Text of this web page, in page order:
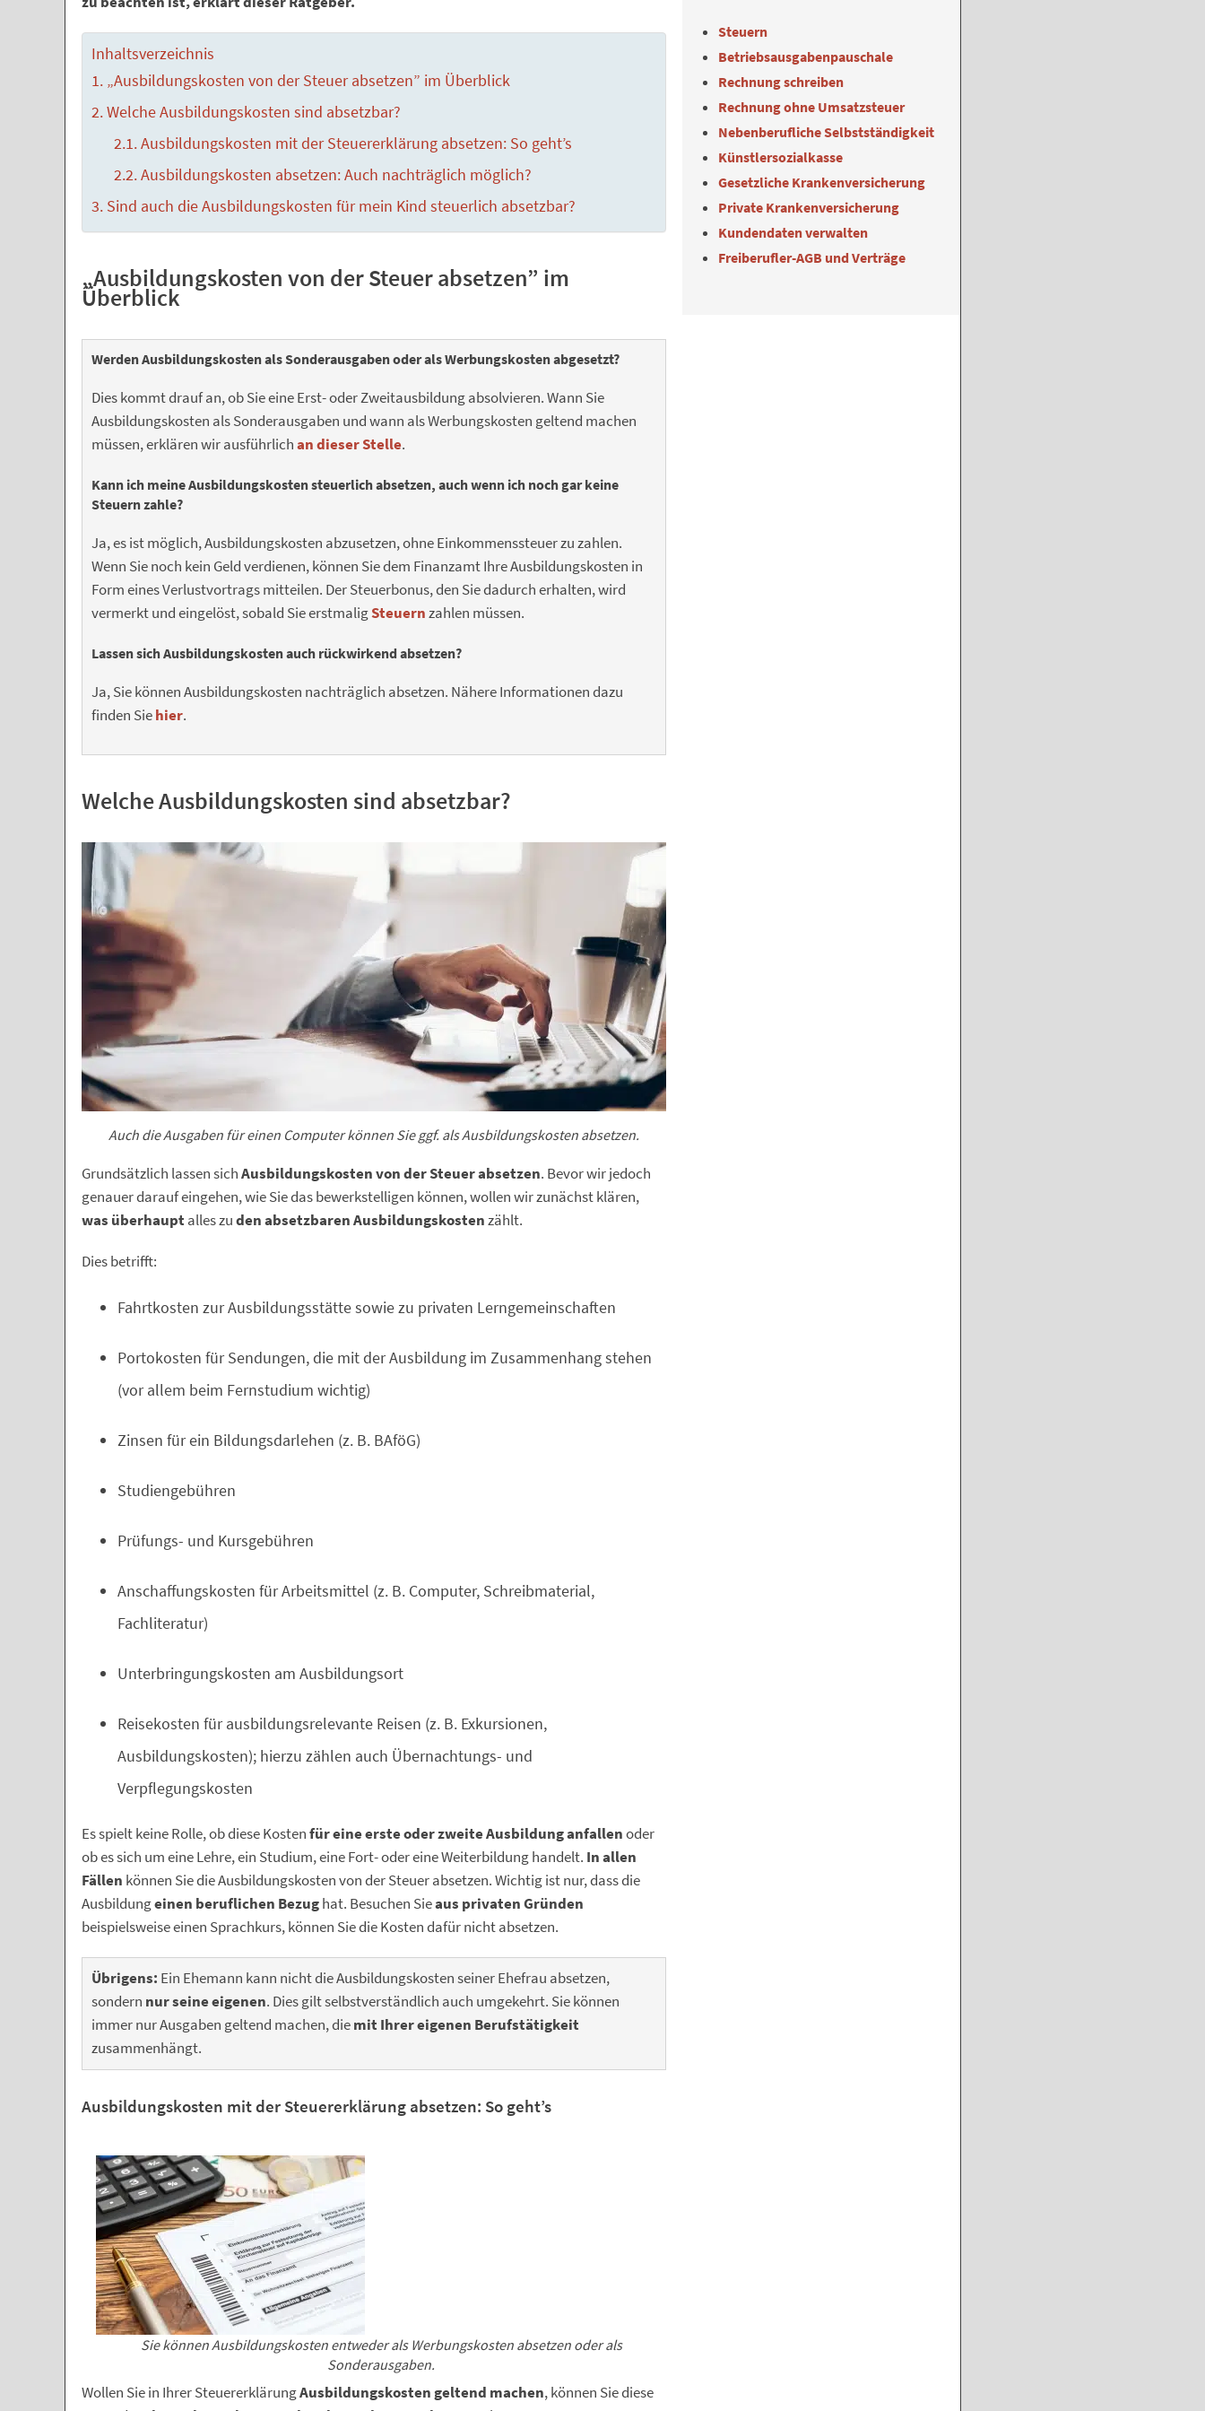
Inhaltsverzeichnis
„Ausbildungskosten von der Steuer absetzen” im Überblick
Welche Ausbildungskosten sind absetzbar?
Ausbildungskosten mit der Steuererklärung absetzen: So geht’s
Ausbildungskosten absetzen: Auch nachträglich möglich?
Sind auch die Ausbildungskosten für mein Kind steuerlich absetzbar?
„Ausbildungskosten von der Steuer absetzen” im
Überblick
Werden Ausbildungskosten als Sonderausgaben oder als Werbungskosten abgesetzt?
Dies kommt drauf an, ob Sie eine Erst- oder Zweitausbildung absolvieren. Wann Sie
Ausbildungskosten als Sonderausgaben und wann als Werbungskosten geltend machen
müssen, erklären wir ausführlichan dieser Stelle.
Kann ich meine Ausbildungskosten steuerlich absetzen, auch wenn ich noch gar keine
Steuern zahle?
Ja, es ist möglich, Ausbildungskosten abzusetzen, ohne Einkommenssteuer zu zahlen.
Wenn Sie noch kein Geld verdienen, können Sie dem Finanzamt Ihre Ausbildungskosten in
Form eines Verlustvortrags mitteilen. Der Steuerbonus, den Sie dadurch erhalten, wird
vermerkt und eingelöst, sobald Sie erstmaligSteuernzahlen müssen.
Lassen sich Ausbildungskosten auch rückwirkend absetzen?
Ja, Sie können Ausbildungskosten nachträglich absetzen. Nähere Informationen dazu
finden Siehier.
Welche Ausbildungskosten sind absetzbar?
Auch die Ausgaben für einen Computer können Sie ggf. als Ausbildungskosten absetzen.
Grundsätzlich lassen sichAusbildungskosten von der Steuer absetzen. Bevor wir jedoch
genauer darauf eingehen, wie Sie das bewerkstelligen können, wollen wir zunächst klären,
was überhaupt alles zuden absetzbaren Ausbildungskostenzählt.
Dies betrifft:
Fahrtkosten zur Ausbildungsstätte sowie zu privaten Lerngemeinschaften
Portokosten für Sendungen, die mit der Ausbildung im Zusammenhang stehen
(vor allem beim Fernstudium wichtig)
Zinsen für ein Bildungsdarlehen (z. B. BAföG)
Studiengebühren
Prüfungs- und Kursgebühren
Anschaffungskosten für Arbeitsmittel (z. B. Computer, Schreibmaterial,
Fachliteratur)
Unterbringungskosten am Ausbildungsort
Reisekosten für ausbildungsrelevante Reisen (z. B. Exkursionen,
Ausbildungskosten); hierzu zählen auch Übernachtungs- und
Verpflegungskosten
Es spielt keine Rolle, ob diese Kostenfür eine erste oder zweite Ausbildung anfallenoder
ob es sich um eine Lehre, ein Studium, eine Fort- oder eine Weiterbildung handelt. In allen
Fällen können Sie die Ausbildungskosten von der Steuer absetzen. Wichtig ist nur, dass die
Ausbildungeinen beruflichen Bezughat. Besuchen Sieaus privaten Gründen
beispielsweise einen Sprachkurs, können Sie die Kosten dafür nicht absetzen.
Übrigens: Ein Ehemann kann nicht die Ausbildungskosten seiner Ehefrau absetzen,
sondern nur seine eigenen. Dies gilt selbstverständlich auch umgekehrt. Sie können
immer nur Ausgaben geltend machen, diemit Ihrer eigenen Berufstätigkeit
zusammenhängt.
Ausbildungskosten mit der Steuererklärung absetzen: So geht’s
Sie können Ausbildungskosten entweder als Werbungskosten absetzen oder als
Sonderausgaben.
Wollen Sie in Ihrer SteuererklärungAusbildungskosten geltend machen, können Sie diese
Steuern
Betriebsausgabenpauschale
Rechnung schreiben
Rechnung ohne Umsatzsteuer
Nebenberufliche Selbstständigkeit
Künstlersozialkasse
Gesetzliche Krankenversicherung
Private Krankenversicherung
Kundendaten verwalten
Freiberufler-AGB und Verträge